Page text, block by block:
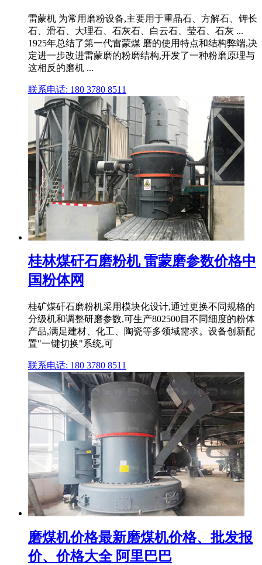
雷蒙机 为常用磨粉设备,主要用于重晶石、方解石、钾长
石、滑石、大理石、石灰石、白云石、莹石、石灰 ...
1925年总结了第一代雷蒙煤 磨的使用特点和结构弊端,决
定进一步改进雷蒙磨的粉磨结构,开发了一种粉磨原理与
这相反的磨机 ...
联系电话: 180 3780 8511
桂林煤矸石磨粉机 雷蒙磨参数价格中
国粉体网
桂矿煤矸石磨粉机采用模块化设计,通过更换不同规格的
分级机和调整研磨参数,可生产802500目不同细度的粉体
产品,满足建材、化工、陶瓷等多领域需求。设备创新配
置"一键切换"系统,可
联系电话: 180 3780 8511
磨煤机价格最新磨煤机价格、批发报
价、价格大全 阿里巴巴